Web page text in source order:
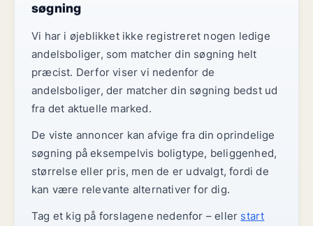
søgning
Vi har i øjeblikket ikke registreret nogen ledige
andelsboliger, som matcher din søgning helt
præcist. Derfor viser vi nedenfor de
andelsboliger, der matcher din søgning bedst ud
fra det aktuelle marked.
De viste annoncer kan afvige fra din oprindelige
søgning på eksempelvis boligtype, beliggenhed,
størrelse eller pris, men de er udvalgt, fordi de
kan være relevante alternativer for dig.
Tag et kig på forslagene nedenfor – eller start